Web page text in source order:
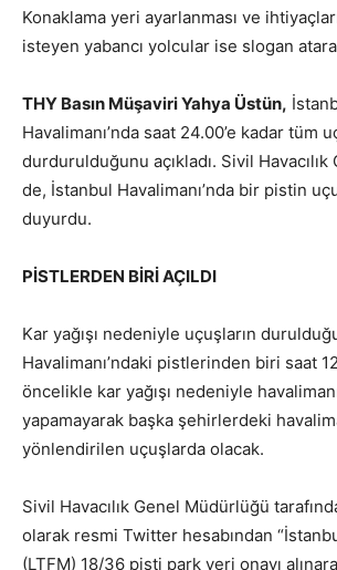
Konaklama yeri ayarlanması ve
isteyen yabancı yolcular ise slogan
THY Basın Müşaviri Yahya Üstün,
Havalimanı’nda saat 24.00’e kadar tüm
durdurulduğunu açıkladı. Sivil
de, İstanbul Havalimanı’nda bir pistin
duyurdu.
PİSTLERDEN BİRİ AÇILDI
Kar yağışı nedeniyle uçuşların
Havalimanı’ndaki pistlerinden biri saat
öncelikle kar yağışı nedeniyle
yapamayarak başka şehirlerdeki
yönlendirilen uçuşlarda olacak.
Sivil Havacılık Genel Müdürlüğü
olarak resmi Twitter hesabından
(LTFM) 18/36 pisti park yeri onayı